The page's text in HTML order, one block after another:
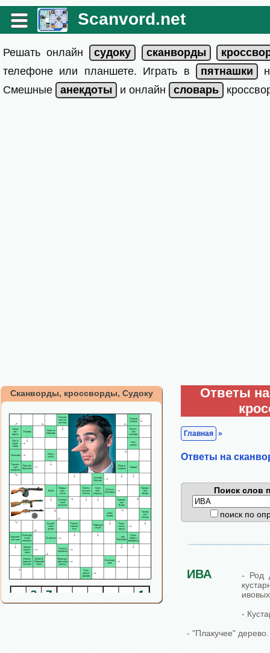
Scanvord.net
Решать онлайн
телефоне или планшете. Играть в
Смешные
и онлайн
Сканворды, кроссворды, Судоку
Ответы
Главная »
Ответы на
Поиск слов
поиск по
ИВА
- Род
-
- "Плакучее" дерево.